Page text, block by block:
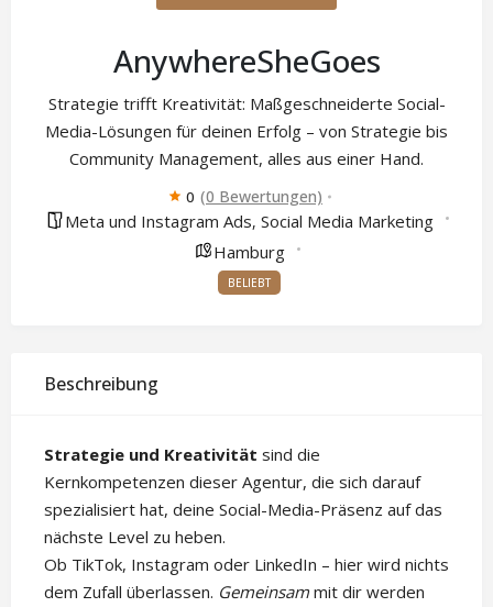
AnywhereSheGoes
Strategie trifft Kreativität: Maßgeschneiderte Social-
Media-Lösungen für deinen Erfolg – von Strategie bis
Community Management, alles aus einer Hand.
0 (0 Bewertungen)
Meta und Instagram Ads, Social Media Marketing
Hamburg
BELIEBT
Beschreibung
Strategie und Kreativität sind die
Kernkompetenzen dieser Agentur, die sich darauf
spezialisiert hat, deine Social-Media-Präsenz auf das
nächste Level zu heben.
Ob TikTok, Instagram oder LinkedIn – hier wird nichts
dem Zufall überlassen. Gemeinsam mit dir werden